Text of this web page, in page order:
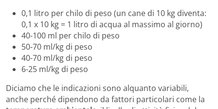
0,1 litro per chilo di peso (un cane di 10 kg diventa:
0,1 x 10 kg = 1 litro di acqua al massimo al giorno)
40-100 ml per chilo di peso
50-70 ml/kg di peso
40-70 ml/kg di peso
6-25 ml/kg di peso
Diciamo che le indicazioni sono alquanto variabili,
anche perché dipendono da fattori particolari come la